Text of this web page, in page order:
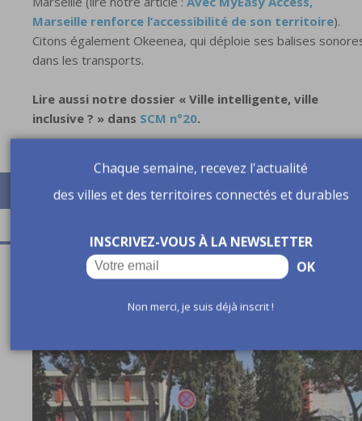
Marseille renforce l’accessibilité de son territoire).
Citons également Okeenea, qui déploie ses balises
dans les transports.
Lire aussi notre dossier « Ville intelligente, ville
inclusive ? » dans SCM n°20.
A lire aussi
Chaque semaine, recevez l'actualité
des villes et des territoires connectés et durables
INSCRIVEZ-VOUS À LA NEWSLETTER
OK
Non merci, je suis déjà inscrit !